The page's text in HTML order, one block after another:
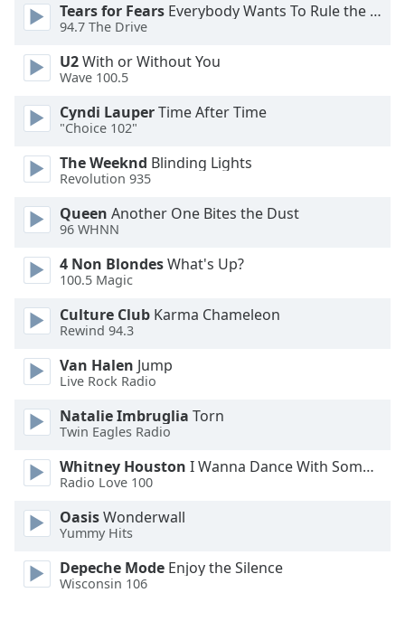
Area
Background
Color
Opacity
Font
Size
Text
Done
Close
Dialog
End
dialog
Tears for Fears Everybody Wants To Rule the World
94.7 The Drive
U2With or Without You
Wave 100.5
Cyndi LauperTime After Time
"Choice 102"
The Weeknd Blinding Lights
Revolution 935
Queen Another One Bites the Dust
96 WHNN
4 Non BlondesWhat's Up?
100.5 Magic
Culture Club Karma Chameleon
Rewind 94.3
Van Halen Jump
Live Rock Radio
Natalie Imbruglia Torn
Twin Eagles Radio
Whitney Houston I Wanna Dance With Somebody
Radio Love 100
OasisWonderwall
Yummy Hits
Depeche Mode Enjoy the Silence
Wisconsin 106